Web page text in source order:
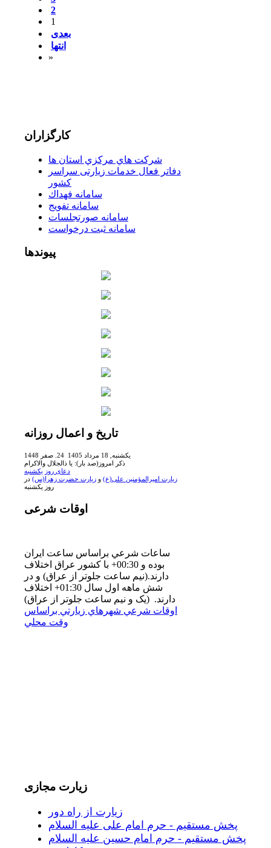
2
1
بعدی
انتها
»
کارگزاران
شركت هاي مركزي استان ها
دفاتر فعال خدمات زیارتی سراسر
كشور
سامانه فهداك
سامانه تفويج
سامانه صورتجلسات
سامانه ثبت درخواست
پیوندها
تاریخ و اعمال روزانه
يكشنبه, 18 مرداد 1405 24. صفر 1448
ذکر امروز(صد بار): یا ذالجلال والاکرام
دعای روز یکشنبه
زیارت امیرالمؤمنین على(ع) و زیارت حضرت زهرا(س) در
روز یکشنبه
اوقات شرعی
ساعات شرعي براساس ساعت ايران
بوده و 00:30+ با كشور عراق اختلاف
دارند.(نيم ساعت جلوتر از عراق) و در
شش ماهه اول سال 01:30+ اختلاف
دارند. (یک و نیم ساعت جلوتر از عراق)
اوقات شرعي شهرهاي زيارتي براساس
وقت محلي
زیارت مجازی
زیارت از راه دور
پخش مستقیم - حرم امام علی علیه السلام
پخش مستقیم - حرم امام حسین علیه السلام